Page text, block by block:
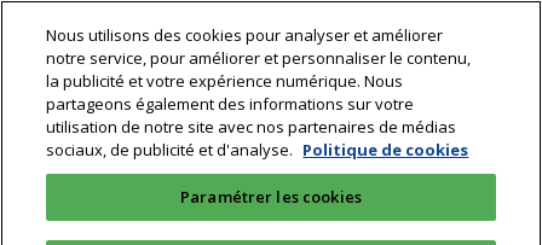
La Zamar thérapie arrive
en France
Nous utilisons des cookies pour analyser et améliorer
notre service, pour améliorer et personnaliser le contenu,
la publicité et votre expérience numérique. Nous
partageons également des informations sur votre
utilisation de notre site avec nos partenaires de médias
sociaux, de publicité et d'analyse. Politique de cookies
Paramétrer les cookies